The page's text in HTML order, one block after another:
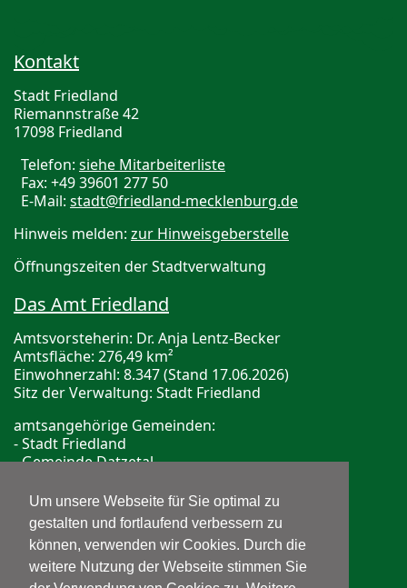
Um unsere Webseite für Sie optimal zu
gestalten und fortlaufend verbessern zu
können, verwenden wir Cookies. Durch die
weitere Nutzung der Webseite stimmen Sie
Kontakt
Stadt Friedland
Riemannstraße 42
17098 Friedland
Telefon: siehe Mitarbeiterliste
Fax: +49 39601 277 50
E-Mail: stadt@friedland-mecklenburg.de
Hinweis melden: zur Hinweisgeberstelle
Öffnungszeiten der Stadtverwaltung
Das Amt Friedland
Amtsvorsteherin: Dr. Anja Lentz-Becker
Amtsfläche: 276,49 km²
Einwohnerzahl: 8.347 (Stand 17.06.2026)
Sitz der Verwaltung: Stadt Friedland
amtsangehörige Gemeinden:
- Stadt Friedland
- Gemeinde Datzetal
Bereitschaftsdienste
ärztliche Bereitschaftshotline
Telefon: 116 117